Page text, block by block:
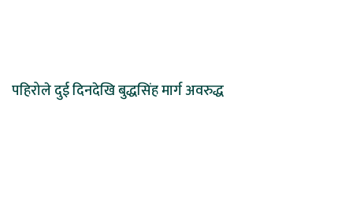
पहिरोले दुई दिनदेखि बुद्धसिंह मार्ग अवरुद्ध